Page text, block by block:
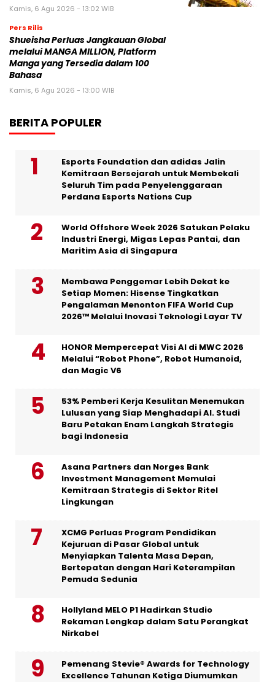
Kamis, 6 Agu 2026 - 13:02 WIB
Pers Rilis
Shueisha Perluas Jangkauan Global
melalui MANGA MILLION, Platform
Manga yang Tersedia dalam 100
Bahasa
Kamis, 6 Agu 2026 - 13:00 WIB
BERITA POPULER
Esports Foundation dan adidas Jalin
Kemitraan Bersejarah untuk Membekali
Seluruh Tim pada Penyelenggaraan
Perdana Esports Nations Cup
World Offshore Week 2026 Satukan Pelaku
Industri Energi, Migas Lepas Pantai, dan
Maritim Asia di Singapura
Membawa Penggemar Lebih Dekat ke
Setiap Momen: Hisense Tingkatkan
Pengalaman Menonton FIFA World Cup
2026™ Melalui Inovasi Teknologi Layar TV
HONOR Mempercepat Visi AI di MWC 2026
Melalui “Robot Phone”, Robot Humanoid,
dan Magic V6
53% Pemberi Kerja Kesulitan Menemukan
Lulusan yang Siap Menghadapi AI. Studi
Baru Petakan Enam Langkah Strategis
bagi Indonesia
Asana Partners dan Norges Bank
Investment Management Memulai
Kemitraan Strategis di Sektor Ritel
Lingkungan
XCMG Perluas Program Pendidikan
Kejuruan di Pasar Global untuk
Menyiapkan Talenta Masa Depan,
Bertepatan dengan Hari Keterampilan
Pemuda Sedunia
Hollyland MELO P1 Hadirkan Studio
Rekaman Lengkap dalam Satu Perangkat
Nirkabel
Pemenang Stevie® Awards for Technology
Excellence Tahunan Ketiga Diumumkan